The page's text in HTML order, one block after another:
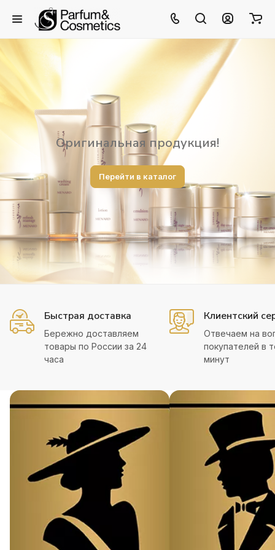
Оригинальная продукция!
Перейти в каталог
Быстрая доставка
Бережно доставляем
товары по России за 24
часа
Клиентский
Отвечаем на
покупателей в
минут